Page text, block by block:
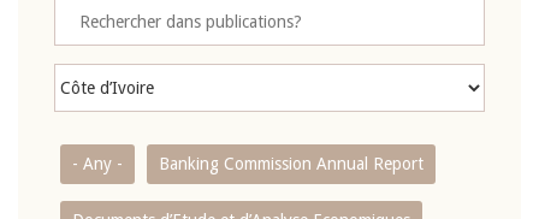
- Any - Banking Commission Annual Report